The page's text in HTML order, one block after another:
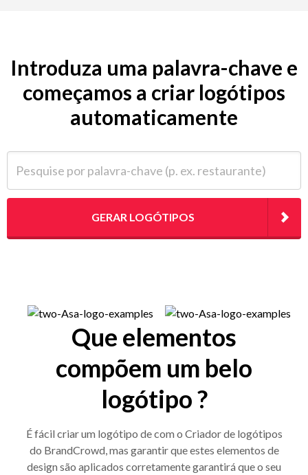
Introduza uma palavra-chave e
começamos a criar logótipos
automaticamente
GERAR LOGÓTIPOS
Que elementos
compõem um belo
logótipo ?
É fácil criar um logótipo de com o Criador de logótipos
do BrandCrowd, mas garantir que estes elementos de
design são aplicados corretamente garantirá que o seu